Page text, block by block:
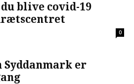
blive covid-19
0
Syddanmark er